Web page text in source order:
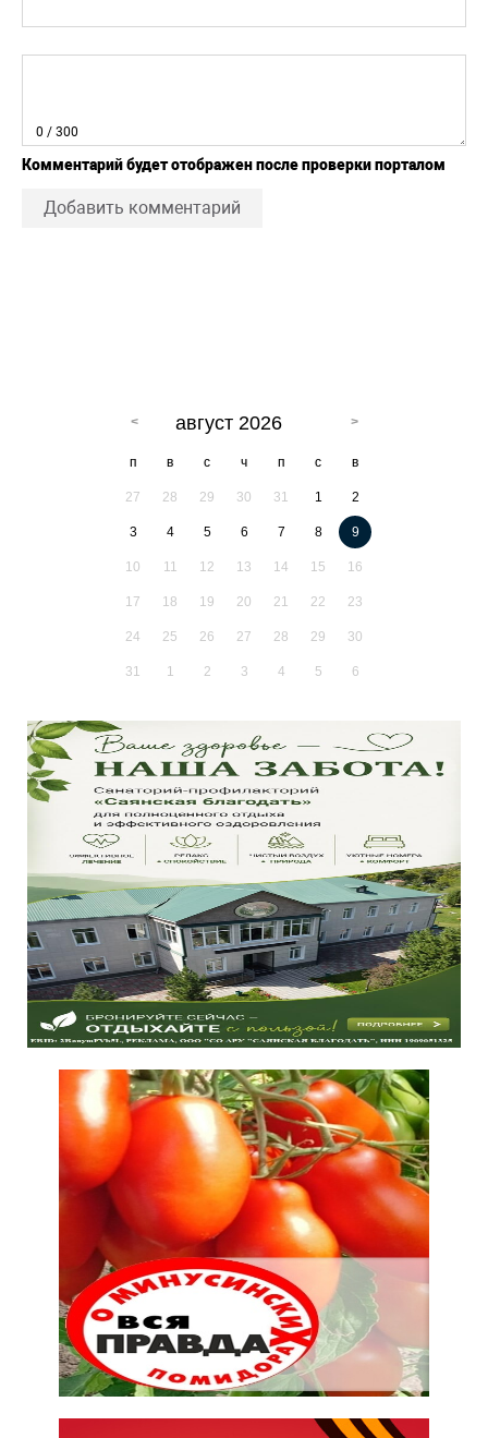
0 / 300
Комментарий будет отображен после проверки порталом
Добавить комментарий
август 2026
п в с ч п с в
27 28 29 30 31 1 2
3 4 5 6 7 8 9
10 11 12 13 14 15 16
17 18 19 20 21 22 23
24 25 26 27 28 29 30
31 1 2 3 4 5 6